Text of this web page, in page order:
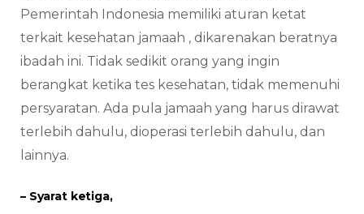
Pemerintah Indonesia memiliki aturan ketat
terkait kesehatan jamaah , dikarenakan beratnya
ibadah ini. Tidak sedikit orang yang ingin
berangkat ketika tes kesehatan, tidak memenuhi
persyaratan. Ada pula jamaah yang harus dirawat
terlebih dahulu, dioperasi terlebih dahulu, dan
lainnya.
– Syarat ketiga,